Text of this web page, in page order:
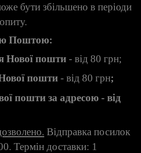
бути збільшено в періоди
Поштою:
Нової пошти - від 80 грн;
пошти - від 80 грн;
пошти за адресою - від
Відправка посилок
Термін доставки: 1